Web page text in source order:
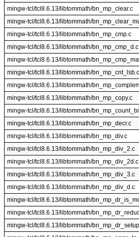
mingw-tcl/tcl8.6.13/libtommath/bn_mp_clear.c
mingw-tcl/tcl8.6.13/libtommath/
mingw-tcl/tcl8.6.13/libtommath/bn_mp_cmp.c
mingw-tcl/tcl8.6.13/libtommath/bn_mp_cmp_d.c
mingw-tcl/tcl8.6.13/libtommath/
mingw-tcl/tcl8.6.13/libtommath/bn_mp_cnt_lsb.c
mingw-tcl/tcl8.6.13/libtommath/
mingw-tcl/tcl8.6.13/libtommath/bn_mp_copy.c
mingw-tcl/tcl8.6.13/libtommath/
mingw-tcl/tcl8.6.13/libtommath/bn_mp_decr.c
mingw-tcl/tcl8.6.13/libtommath/bn_mp_div.c
mingw-tcl/tcl8.6.13/libtommath/bn_mp_div_2.c
mingw-tcl/tcl8.6.13/libtommath/bn_mp_div_2d.c
mingw-tcl/tcl8.6.13/libtommath/bn_mp_div_3.c
mingw-tcl/tcl8.6.13/libtommath/bn_mp_div_d.c
mingw-tcl/tcl8.6.13/libtommath/
mingw-tcl/tcl8.6.13/libtommath/
mingw-tcl/tcl8.6.13/libtommath/